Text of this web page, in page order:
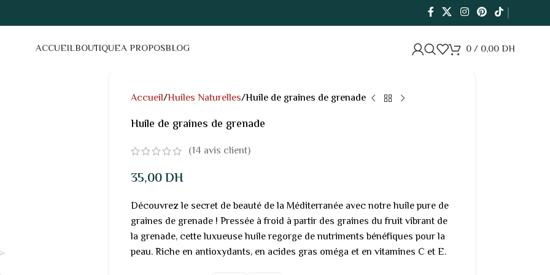
ACCUEILBOUTIQUEA PROPOSBLOG 0/ 0,00 DH
Accueil Huiles Naturelles Huile de graines de grenade
Huile de graines de grenade
(14 avis client)
35,00DH
Découvrez le secret de beauté de la Méditerranée avec notre huile pure de
graines de grenade ! Pressée à froid à partir des graines du fruit vibrant de
la grenade, cette luxueuse huile regorge de nutriments bénéfiques pour la
peau. Riche en antioxydants, en acides gras oméga et en vitamines C et E.